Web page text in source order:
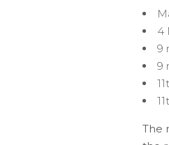
4
9
9
The